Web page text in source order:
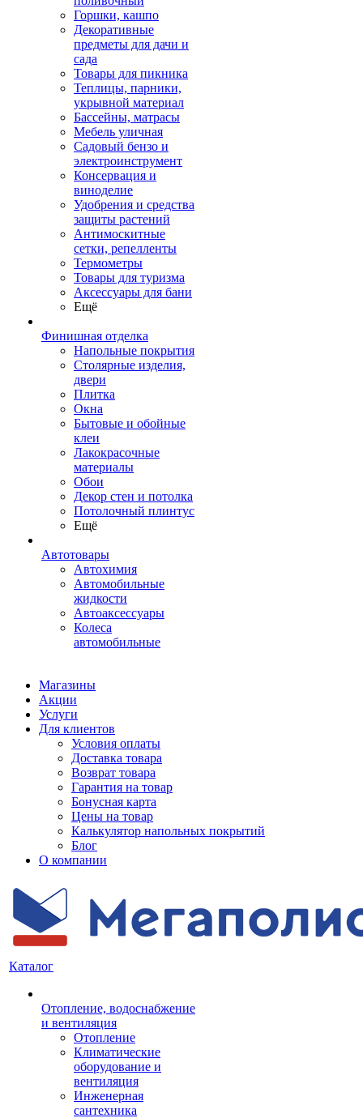
Горшки, кашпо
Декоративные
предметы для дачи и
сада
Товары для пикника
Теплицы, парники,
укрывной материал
Бассейны, матрасы
Мебель уличная
Садовый бензо и
электроинструмент
Консервация и
виноделие
Удобрения и средства
защиты растений
Антимоскитные
сетки, репелленты
Термометры
Товары для туризма
Аксессуары для бани
Ещё
Финишная отделка
Напольные покрытия
Столярные изделия,
двери
Плитка
Окна
Бытовые и обойные
клеи
Лакокрасочные
материалы
Обои
Декор стен и потолка
Потолочный плинтус
Ещё
Автотовары
Автохимия
Автомобильные
жидкости
Автоаксессуары
Колеса
автомобильные
Магазины
Акции
Услуги
Для клиентов
Условия оплаты
Доставка товара
Возврат товара
Гарантия на товар
Бонусная карта
Цены на товар
Калькулятор напольных покрытий
Блог
О компании
Каталог
Отопление, водоснабжение
и вентиляция
Отопление
Климатические
оборудование и
вентиляция
Инженерная
сантехника